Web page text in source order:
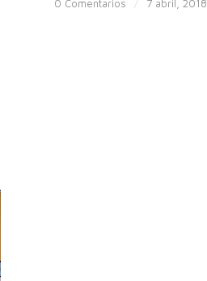
0 Comentarios / 7 abril, 2018